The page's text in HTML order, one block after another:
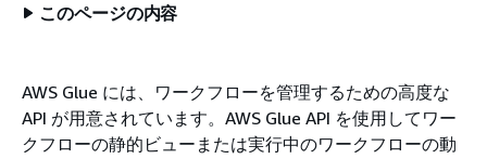
このページの内容
AWS Glue には、ワークフローを管理するための高度な
API が用意されています。AWS Glue API を使用してワー
クフローの静的ビューまたは実行中のワークフローの動